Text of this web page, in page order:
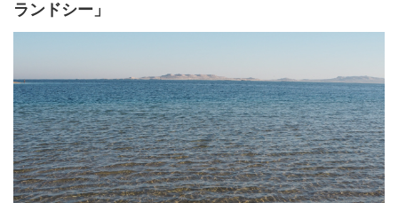
ランドシー」